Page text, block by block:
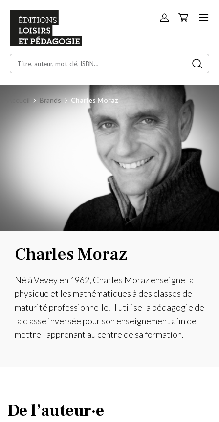
Allez
Panier
Brands Charles Moraz
Charles Moraz
Né à Vevey en 1962, Charles Moraz enseigne la
physique et les mathématiques à des classes de
maturité professionnelle. Il utilise la pédagogie de
la classe inversée pour son enseignement afin de
mettre l’apprenant au centre de sa formation.
De l’auteur·e